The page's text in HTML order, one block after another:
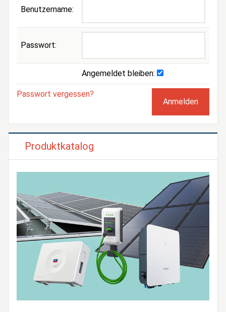
Benutzername:
Passwort:
Angemeldet bleiben:
Passwort vergessen?
Produktkatalog